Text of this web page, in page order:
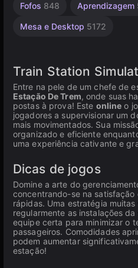
Fofos 848 Aprendizagem
Mesa e Desktop 5172
Train Station
Entre na pele de um chefe de
Estação De Trem, onde suas
postas à prova! Este online o
jogadores a supervisionar um
mais movimentados. Sua
organizado e eficiente
uma experiência cativante e
Dicas de jogos
Domine a arte do
concentrando-se na
rápidas. Uma estratégia
regularmente as instalações
equipe certa para minimizar o
passageiros. Comodidades
podem aumentar
estação!